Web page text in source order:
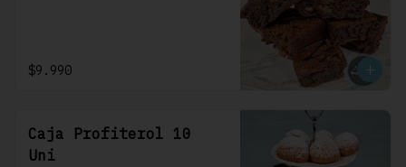
$9.990
Caja Profiterol 10
Uni